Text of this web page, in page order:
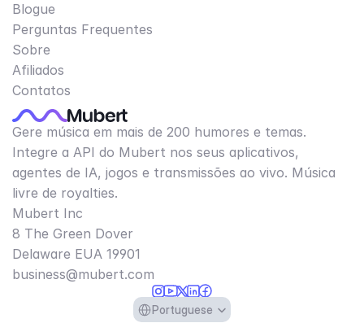
Blogue
Perguntas Frequentes
Sobre
Afiliados
Contatos
Gere música em mais de 200 humores e temas.
Integre a API do Mubert nos seus aplicativos,
agentes de IA, jogos e transmissões ao vivo. Música
livre de royalties.
Mubert Inc
8 The Green Dover
Delaware EUA 19901​
business@mubert.com
Select Language
Portuguese